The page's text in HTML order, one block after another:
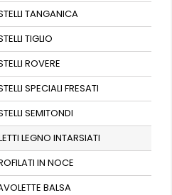
TANGANICA
TIGLIO
ROVERE
SPECIALI FRESATI
SEMITONDI
LEGNO INTARSIATI
IN NOCE
BALSA